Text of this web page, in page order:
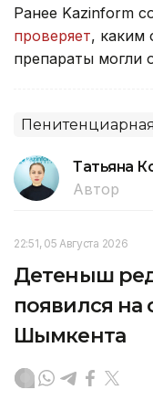
Ранее Kazinform
проверяет, каким
препараты могли
Татьяна
Автор
22:51, 05 Августа 2026
Детеныш
появился на
Шымкента